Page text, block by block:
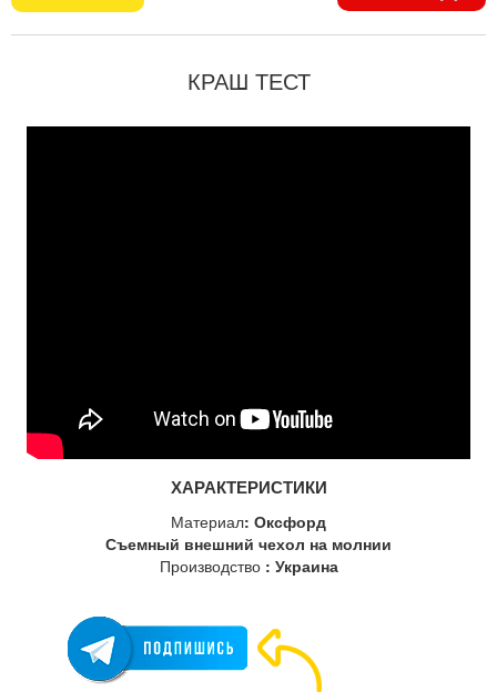
КРАШ ТЕСТ
ХАРАКТЕРИСТИКИ
Материал: Оксфорд
Съемный внешний чехол на молнии
Производство : Украина